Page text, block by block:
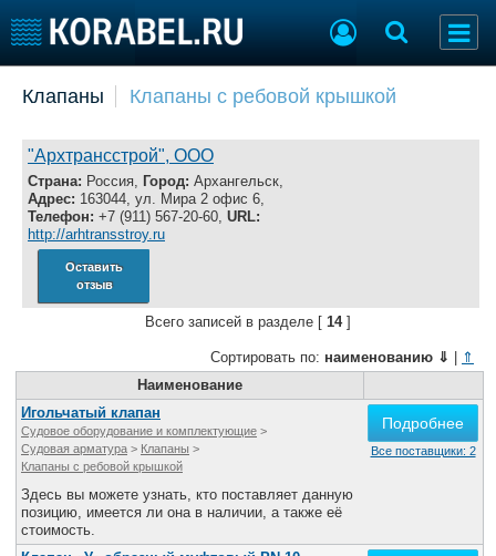
Пульс
Новости
Компании
Репутация
Работа
Крюинг
Журнал
Доска объявлений
Продажа флота
Оборудование
Изделия
Конференции
Выставки и семинары
Личности
Флот
Галерея флота
Все службы
Клапаны Клапаны с ребовой крышкой
"Архтрансстрой", ООО
Страна: Россия, Город: Архангельск,
Адрес: 163044, ул. Мира 2 офис 6,
Телефон: +7 (911) 567-20-60, URL:
http://arhtransstroy.ru
Оставить
отзыв
Всего записей в разделе [ 14]
Сортировать по: наименованию ⇓
⇑
Наименование
Игольчатый клапан
Судовое оборудование и комплектующие >
Судовая арматура > Клапаны >
Клапаны с ребовой крышкой
Здесь вы можете узнать, кто поставляет данную
позицию, имеется ли она в наличии, а также её
стоимость.
Подробнее
Все поставщики: 2